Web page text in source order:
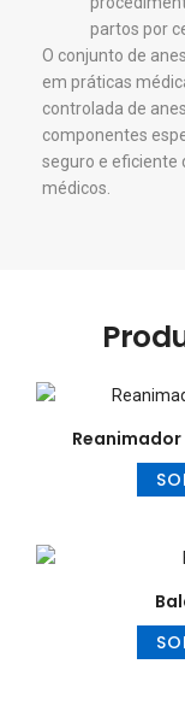
partos por
O conjunto de
em práticas
controlada de
componentes
seguro e eficiente
médicos.